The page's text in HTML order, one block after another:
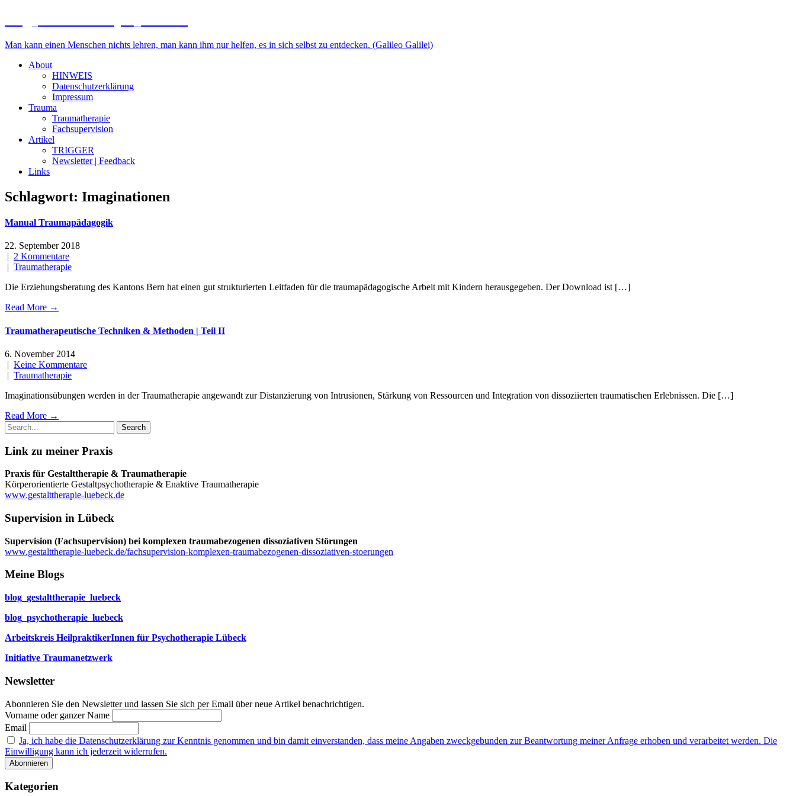
Man kann einen Menschen nichts lehren, man kann ihm nur helfen, es in sich selbst zu entdecken. (Galileo Galilei)
About
HINWEIS
Datenschutzerklärung
Impressum
Trauma
Traumatherapie
Fachsupervision
Artikel
TRIGGER
Newsletter | Feedback
Links
Schlagwort: Imaginationen
Manual Traumapädagogik
22. September 2018
| 2 Kommentare
| Traumatherapie
Die Erziehungsberatung des Kantons Bern hat einen gut strukturierten Leitfaden für die traumapädagogische Arbeit mit Kindern herausgegeben. Der Download ist […]
Read More →
Traumatherapeutische Techniken & Methoden | Teil II
6. November 2014
| Keine Kommentare
| Traumatherapie
Imaginationsübungen werden in der Traumatherapie angewandt zur Distanzierung von Intrusionen, Stärkung von Ressourcen und Integration von dissoziierten traumatischen Erlebnissen. Die […]
Read More →
Link zu meiner Praxis
Praxis für Gestalttherapie & Traumatherapie
Körperorientierte Gestaltpsychotherapie & Enaktive Traumatherapie
www.gestalttherapie-luebeck.de
Supervision in Lübeck
Supervision (Fachsupervision) bei komplexen traumabezogenen dissoziativen Störungen
www.gestalttherapie-luebeck.de/fachsupervision-komplexen-traumabezogenen-dissoziativen-stoerungen
Meine Blogs
blog_gestalttherapie_luebeck
blog_psychotherapie_luebeck
Arbeitskreis HeilpraktikerInnen für Psychotherapie Lübeck
Initiative Traumanetzwerk
Newsletter
Abonnieren Sie den Newsletter und lassen Sie sich per Email über neue Artikel benachrichtigen.
Vorname oder ganzer Name
Email
Ja, ich habe die Datenschutzerklärung zur Kenntnis genommen und bin damit einverstanden, dass meine Angaben zweckgebunden zur Beantwortung meiner Anfrage erhoben und verarbeitet werden. Die
Einwilligung kann ich jederzeit widerrufen.
Kategorien